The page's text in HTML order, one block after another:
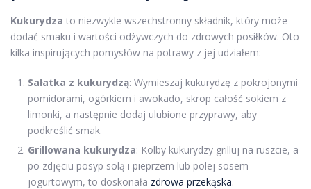
Kukurydza to niezwykle wszechstronny składnik, który może
dodać smaku i wartości odżywczych do zdrowych posiłków. Oto
kilka inspirujących pomysłów na potrawy z jej udziałem:
Sałatka z kukurydzą: Wymieszaj kukurydzę z pokrojonymi
pomidorami, ogórkiem i awokado, skrop całość sokiem z
limonki, a następnie dodaj ulubione przyprawy, aby
podkreślić smak.
Grillowana kukurydza: Kolby kukurydzy grilluj na ruszcie, a
po zdjęciu posyp solą i pieprzem lub polej sosem
jogurtowym, to doskonała zdrowa przekąska.